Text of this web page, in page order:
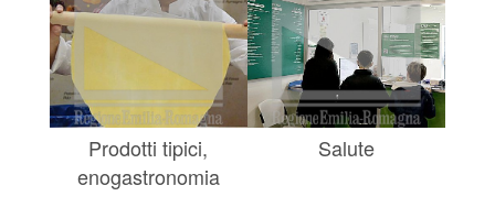
Prodotti tipici,
enogastronomia
Salute